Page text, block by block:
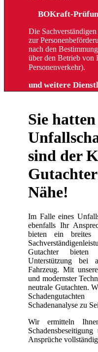
BOKraft-
Die
zur
nach den
über den Betrieb von
Personenverkehr).
und weitere
Sie
sind der
Nähe!
Im Falle eines
ebenfalls Ihr
bieten ein breites
Gutachter bieten
Unterstützung
Fahrzeug. Mit
und modernster
neutrale Gutachten.
Schadenanalyse zu
Wir ermitteln
Ansprüche